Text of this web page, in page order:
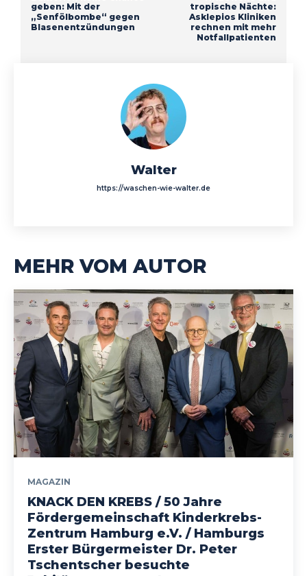
geben: Mit der
„Senfölbombe“ gegen
Blasenentzündungen
tropische Nächte:
Asklepios Kliniken
rechnen mit mehr
Notfallpatienten
Walter
https://waschen-wie-walter.de
MEHR VOM AUTOR
MAGAZIN
KNACK DEN KREBS / 50 Jahre
Fördergemeinschaft Kinderkrebs-
Zentrum Hamburg e.V. / Hamburgs
Erster Bürgermeister Dr. Peter
Tschentscher besuchte